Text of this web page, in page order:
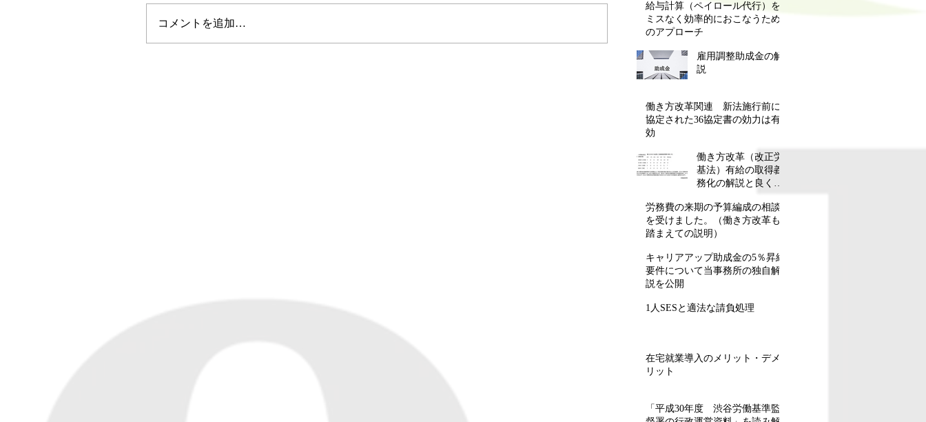
コメントを追加…
給与計算（ペイロール代行）を
ミスなく効率的におこなうため
のアプローチ
雇用調整助成金の解
説
働き方改革関連 新法施行前に
協定された36協定書の効力は有
効
働き方改革（改正労
基法）有給の取得義
務化の解説と良くあ
労務費の来期の予算編成の相談
を受けました。（働き方改革も
踏まえての説明）
キャリアアップ助成金の5％昇給
要件について当事務所の独自解
説を公開
1人SESと適法な請負処理
在宅就業導入のメリット・デメ
リット
「平成30年度 渋谷労働基準監